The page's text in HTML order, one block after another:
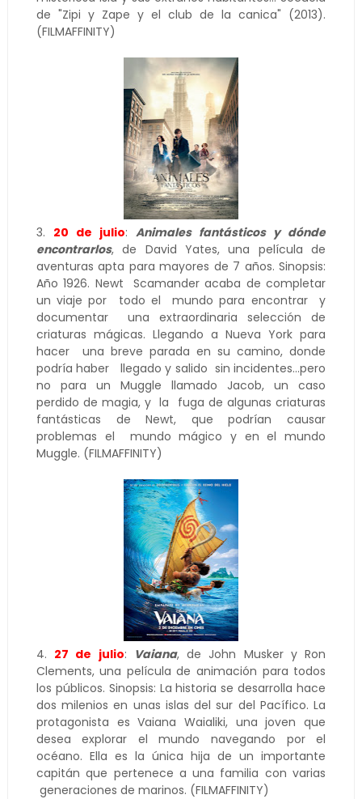
de "Zipi y Zape y el club de la canica" (2013).
(FILMAFFINITY)
3. 20 de julio:Animales fantásticos y dónde
encontrarlos, de David Yates, una película de
aventuras apta para mayores de 7 años. Sinopsis:
Año 1926. Newt Scamander acaba de completar
un viaje por todo el mundo para encontrar y
documentar una extraordinaria selección de
criaturas mágicas. Llegando a Nueva York para
hacer una breve parada en su camino, donde
podría haber llegado y salido sin incidentes…pero
no para un Muggle llamado Jacob, un caso
perdido de magia, y la fuga de algunas criaturas
fantásticas de Newt, que podrían causar
problemas el mundo mágico y en el mundo
Muggle. (FILMAFFINITY)
4. 27 de julio: Vaiana, de John Musker y Ron
Clements, una película de animación para todos
los públicos. Sinopsis: La historia se desarrolla hace
dos milenios en unas islas del sur del Pacífico. La
protagonista es Vaiana Waialiki, una joven que
desea explorar el mundo navegando por el
océano. Ella es la única hija de un importante
capitán que pertenece a una familia con varias
generaciones de marinos. (FILMAFFINITY)